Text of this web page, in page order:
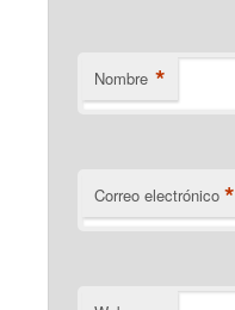
Nombre *
Correo electrónico *